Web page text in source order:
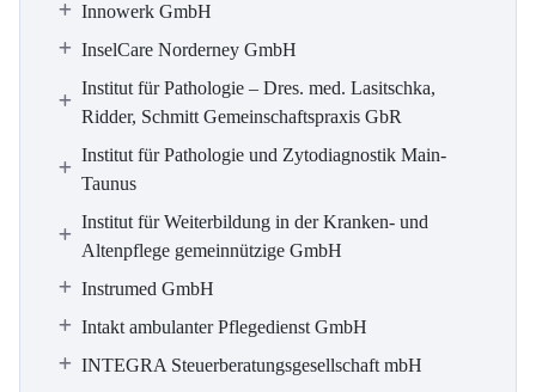
Innowerk GmbH
InselCare Norderney GmbH
Institut für Pathologie – Dres. med. Lasitschka,
Ridder, Schmitt Gemeinschaftspraxis GbR
Institut für Pathologie und Zytodiagnostik Main-
Taunus
Institut für Weiterbildung in der Kranken- und
Altenpflege gemeinnützige GmbH
Instrumed GmbH
Intakt ambulanter Pflegedienst GmbH
INTEGRA Steuerberatungsgesellschaft mbH